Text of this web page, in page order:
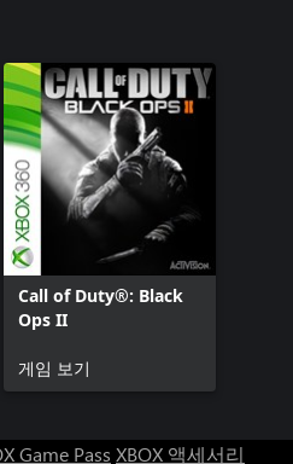
Call of Duty®: Black
Ops II
게임 보기
Game Pass XBOX 액세서리